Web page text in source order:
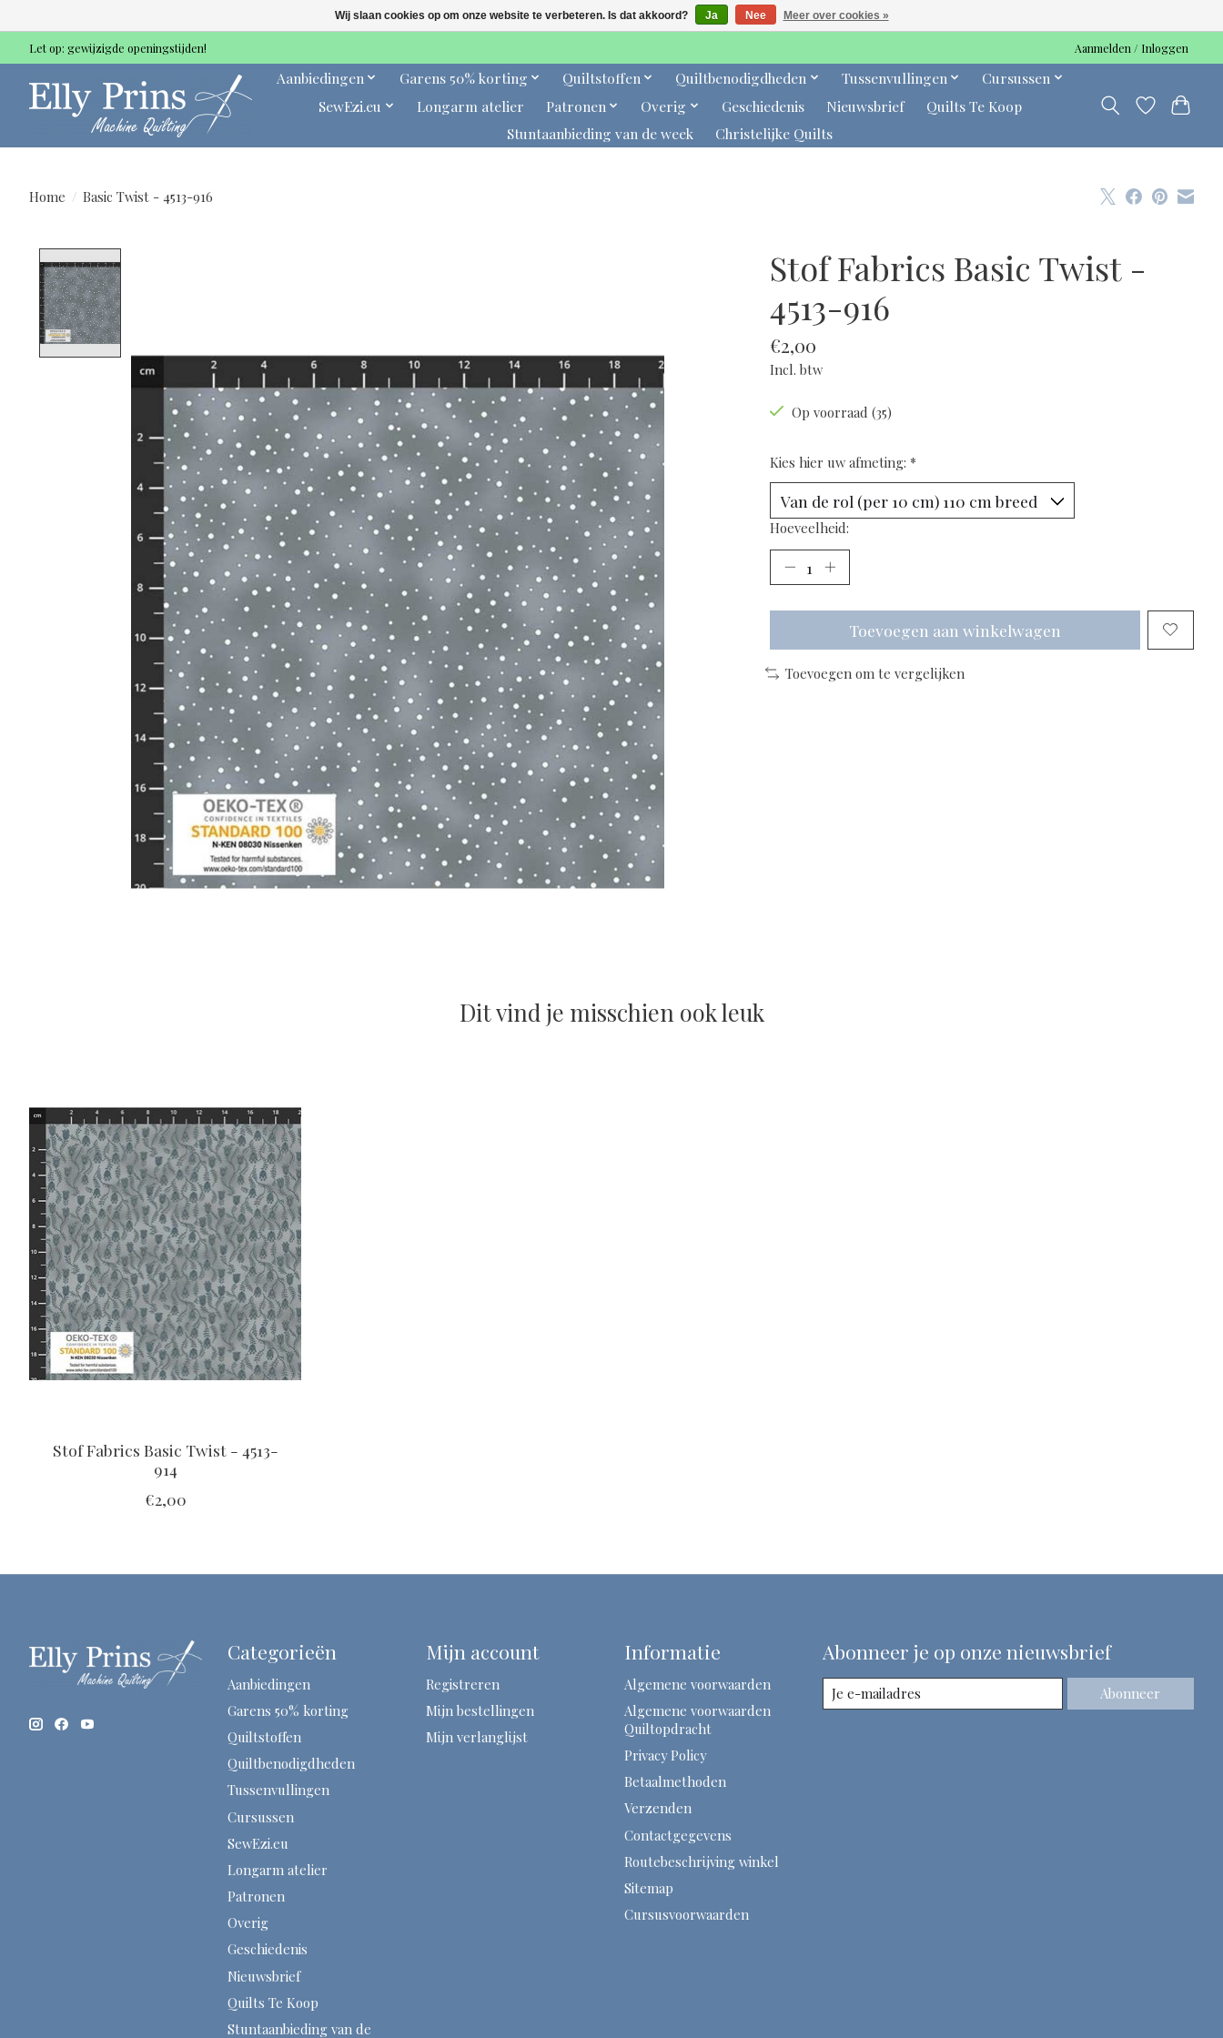
Let op: gewijzigde openingstijden! Aanmelden / Inloggen
Aanbiedingen Garens 50% korting Quiltstoffen Quiltbenodigdheden Tussenvullingen
Cursussen
SewEzi.eu
Longarm atelier Patronen Overig Geschiedenis Nieuwsbrief
Quilts Te Koop
Stuntaanbieding van de week
Christelijke Quilts
Home / Basic Twist - 4513-916
Stof Fabrics Basic Twist -
4513-916
€2,00
Incl. btw
Op voorraad (35)
Kies hier uw afmeting: *
Hoeveelheid:
Toevoegen aan winkelwagen
Toevoegen om te vergelijken
Dit vind je misschien ook leuk
Stof Fabrics Basic Twist - 4513-
914
€2,00
Categorieën
Aanbiedingen
Garens 50% korting
Quiltstoffen
Quiltbenodigdheden
Tussenvullingen
Cursussen
SewEzi.eu
Longarm atelier
Patronen
Overig
Geschiedenis
Nieuwsbrief
Quilts Te Koop
Stuntaanbieding van de
Mijn account
Registreren
Mijn bestellingen
Mijn verlanglijst
Informatie
Algemene voorwaarden
Algemene voorwaarden
Quiltopdracht
Privacy Policy
Betaalmethoden
Verzenden
Contactgegevens
Routebeschrijving winkel
Sitemap
Cursusvoorwaarden
Abonneer je op onze nieuwsbrief
Abonneer
Wij slaan cookies op om onze website te verbeteren. Is dat akkoord? Ja Nee Meer over cookies »